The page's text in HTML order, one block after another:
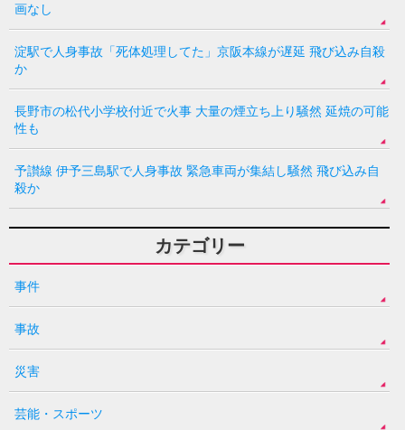
画なし
淀駅で人身事故「死体処理してた」京阪本線が遅延 飛び込み自殺
か
長野市の松代小学校付近で火事 大量の煙立ち上り騒然 延焼の可能
性も
予讃線 伊予三島駅で人身事故 緊急車両が集結し騒然 飛び込み自
殺か
カテゴリー
事件
事故
災害
芸能・スポーツ